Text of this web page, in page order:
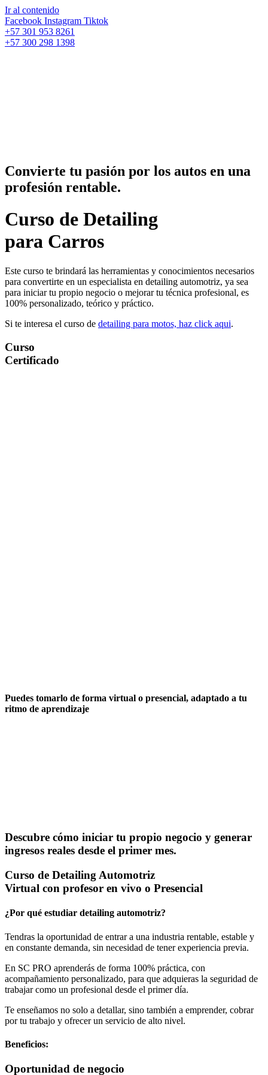
Ir al contenido
Facebook Instagram Tiktok
+57 301 953 8261
+57 300 298 1398
Convierte tu pasión por los autos en una
profesión rentable.
Curso de Detailing
para Carros
Este curso te brindará las herramientas y conocimientos necesarios
para convertirte en un especialista en detailing automotriz, ya sea
para iniciar tu propio negocio o mejorar tu técnica profesional, es
100% personalizado, teórico y práctico.
Si te interesa el curso de detailing para motos, haz click aqui.
Curso
Certificado
Puedes tomarlo de forma virtual o presencial, adaptado a tu
ritmo de aprendizaje
Descubre cómo iniciar tu propio negocio y generar
ingresos reales desde el primer mes.
Curso de Detailing Automotriz
Virtual con profesor en vivo o Presencial
¿Por qué estudiar detailing automotriz?
Tendras la oportunidad de entrar a una industria rentable, estable y
en constante demanda, sin necesidad de tener experiencia previa.
En SC PRO aprenderás de forma 100% práctica, con
acompañamiento personalizado, para que adquieras la seguridad de
trabajar como un profesional desde el primer día.
Te enseñamos no solo a detallar, sino también a emprender, cobrar
por tu trabajo y ofrecer un servicio de alto nivel.
Beneficios:
Oportunidad de negocio